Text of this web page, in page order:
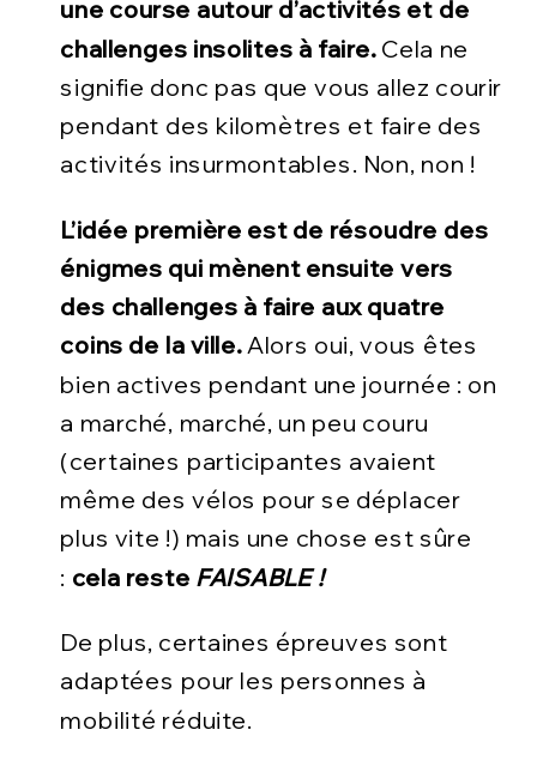
une course autour d’activités et de
challenges insolites à faire. Cela ne
signifie donc pas que vous allez courir
pendant des kilomètres et faire des
activités insurmontables. Non, non !
L’idée première est de résoudre des
énigmes qui mènent ensuite vers
des challenges à faire aux quatre
coins de la ville.Alors oui, vous êtes
bien actives pendant une journée : on
a marché, marché, un peu couru
(certaines participantes avaient
même des vélos pour se déplacer
plus vite !) mais une chose est sûre
: cela reste FAISABLE !
De plus, certaines épreuves sont
adaptées pour les personnes à
mobilité réduite.